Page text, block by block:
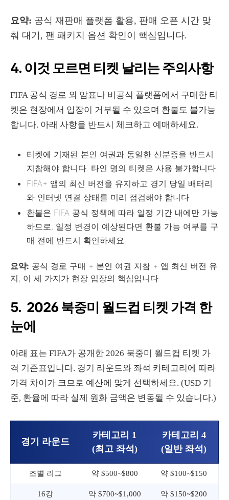
요약: 공식 재판매 플랫폼 활용, 판매 오픈 시간 맞
춰 대기, 팬 패키지 옵션 확인이 핵심입니다.
4. 이것 모르면 티켓 날리는 주의사항
FIFA 공식 경로 외 암표나 비공식 플랫폼에서 구매한 티
켓은 현장에서 입장이 거부될 수 있으며 환불도 불가능
합니다. 아래 사항을 반드시 체크하고 예매하세요.
티켓에 기재된 본인 여권과 동일한 신분증을 반드시
지참해야 합니다. 타인 명의 티켓은 사용 불가합니다.
FIFA+ 앱의 최신 버전을 유지하고 경기 당일 배터리
와 인터넷 연결 상태를 미리 점검해야 합니다.
환불은 FIFA 공식 정책에 따라 일정 기간 내에만 가능
하므로, 일정 변경이 예상된다면 환불 가능 여부를 구
매 전에 반드시 확인하세요.
요약: 공식 경로 구매 + 본인 여권 지참 + 앱 최신 버전 유
지, 이 세 가지가 현장 입장의 핵심입니다.
5. 2026 북중미 월드컵 티켓 가격 한
눈에
아래 표는 FIFA가 공개한 2026 북중미 월드컵 티켓 가
격 기준표입니다. 경기 라운드와 좌석 카테고리에 따라
가격 차이가 크므로 예산에 맞게 선택하세요. (USD 기
준, 환율에 따라 실제 원화 금액은 변동될 수 있습니다.)
경기 라운드
카테고리 1
(최고 좌석)
카테고리 4
(일반 좌석)
조별 리그 약 $500~$800 약 $100~$150
16강 약 $700~$1,000 약 $150~$200